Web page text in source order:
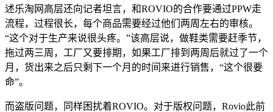
述乐淘网高层还向记者坦言，和ROVIO的合作要通过PPW走
流程，过程很长，每个商品需要经过他们两周左右的审核。
“这个对于生产来说很头疼。”该高层说，做鞋类需要赶季节，
拖过两三周，工厂又要排期，如果工厂排到两周后就过了一个
月，货出来之后只剩下一个月的时间来进行销售，“这个很要
命”。
而盗版问题，同样困扰着ROVIO。对于版权问题，Rovio此前